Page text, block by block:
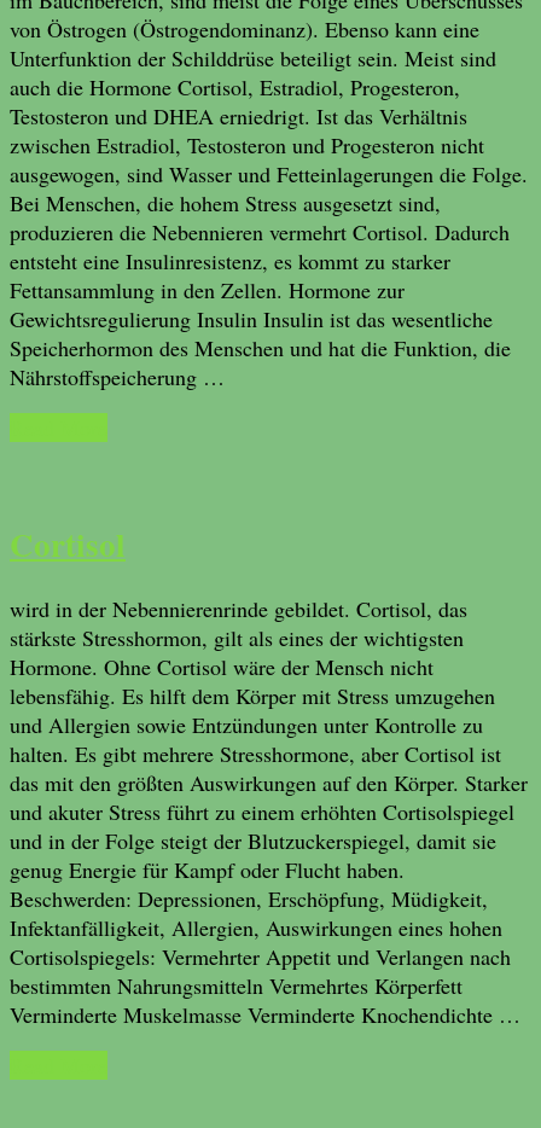
von Östrogen (Östrogendominanz). Ebenso kann eine
Unterfunktion der Schilddrüse beteiligt sein. Meist sind
auch die Hormone Cortisol, Estradiol, Progesteron,
Testosteron und DHEA erniedrigt. Ist das Verhältnis
zwischen Estradiol, Testosteron und Progesteron nicht
ausgewogen, sind Wasser und Fetteinlagerungen die Folge.
Bei Menschen, die hohem Stress ausgesetzt sind,
produzieren die Nebennieren vermehrt Cortisol. Dadurch
entsteht eine Insulinresistenz, es kommt zu starker
Fettansammlung in den Zellen. Hormone zur
Gewichtsregulierung Insulin Insulin ist das wesentliche
Speicherhormon des Menschen und hat die Funktion, die
Nährstoffspeicherung …
Cortisol
wird in der Nebennierenrinde gebildet. Cortisol, das
stärkste Stresshormon, gilt als eines der wichtigsten
Hormone. Ohne Cortisol wäre der Mensch nicht
lebensfähig. Es hilft dem Körper mit Stress umzugehen
und Allergien sowie Entzündungen unter Kontrolle zu
halten. Es gibt mehrere Stresshormone, aber Cortisol ist
das mit den größten Auswirkungen auf den Körper. Starker
und akuter Stress führt zu einem erhöhten Cortisolspiegel
und in der Folge steigt der Blutzuckerspiegel, damit sie
genug Energie für Kampf oder Flucht haben.
Beschwerden: Depressionen, Erschöpfung, Müdigkeit,
Infektanfälligkeit, Allergien, Auswirkungen eines hohen
Cortisolspiegels: Vermehrter Appetit und Verlangen nach
bestimmten Nahrungsmitteln Vermehrtes Körperfett
Verminderte Muskelmasse Verminderte Knochendichte …